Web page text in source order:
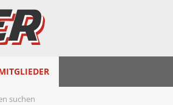
suchen